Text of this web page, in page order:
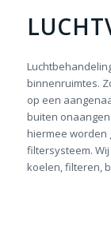
binnenruimtes.
op een
buiten
hiermee worden
filtersysteem.
koelen, filteren,